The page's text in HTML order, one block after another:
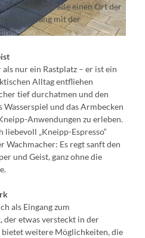
der Hauptstraße einen Ort der
im Einklang mit der
nur ein Rastplatz – er ist ein
Alltag entfliehen
tief durchatmen und den
Wasserspiel und das Armbecken
Anwendungen zu erleben.
liebevoll „Kneipp-Espresso“
Wachmacher: Es regt sanft den
und Geist, ganz ohne die
als Eingang zum
der etwas versteckt in der
weitere Möglichkeiten, die